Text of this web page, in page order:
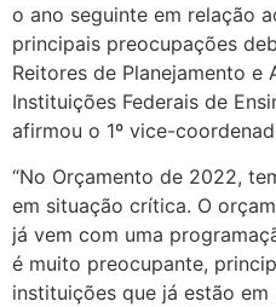
o ano seguinte em relação
principais preocupações
Reitores de Planejamento e
Instituições Federais de
afirmou o 1º vice-
“No Orçamento de 2022,
em situação crítica. O
já vem com uma
é muito preocupante,
instituições que já estão